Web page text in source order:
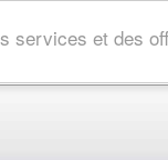
services et des